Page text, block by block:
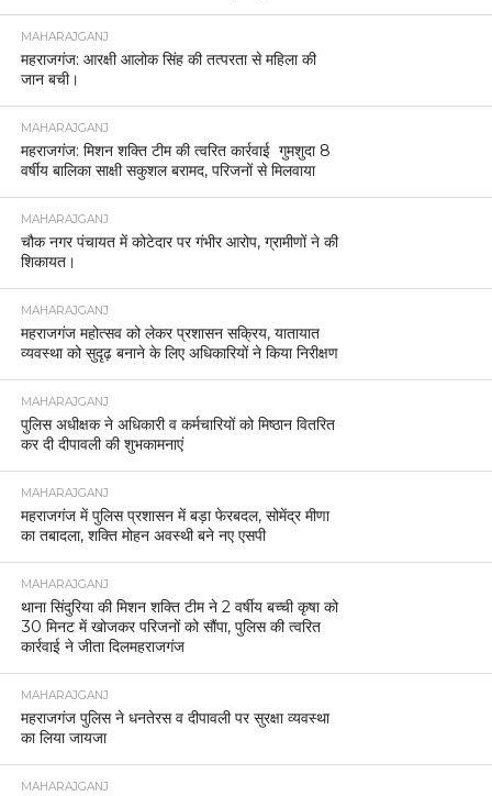
MAHARAJGANJ
महराजगंज: आरक्षी आलोक सिंह की तत्परता से महिला की
जान बची।
MAHARAJGANJ
महराजगंज: मिशन शक्ति टीम की त्वरित कार्रवाई गुमशुदा 8
वर्षीय बालिका साक्षी सकुशल बरामद, परिजनों से मिलवाया
MAHARAJGANJ
चौक नगर पंचायत में कोटेदार पर गंभीर आरोप, ग्रामीणों ने की
शिकायत।
MAHARAJGANJ
महराजगंज महोत्सव को लेकर प्रशासन सक्रिय, यातायात
व्यवस्था को सुदृढ़ बनाने के लिए अधिकारियों ने किया निरीक्षण
MAHARAJGANJ
पुलिस अधीक्षक ने अधिकारी व कर्मचारियों को मिष्ठान वितरित
कर दी दीपावली की शुभकामनाएं
MAHARAJGANJ
महराजगंज में पुलिस प्रशासन में बड़ा फेरबदल, सोमेंद्र मीणा
का तबादला, शक्ति मोहन अवस्थी बने नए एसपी
MAHARAJGANJ
थाना सिंदुरिया की मिशन शक्ति टीम ने 2 वर्षीय बच्ची कृषा को
30 मिनट में खोजकर परिजनों को सौंपा, पुलिस की त्वरित
कार्रवाई ने जीता दिलमहराजगंज
MAHARAJGANJ
महराजगंज पुलिस ने धनतेरस व दीपावली पर सुरक्षा व्यवस्था
का लिया जायजा
MAHARAJGANJ